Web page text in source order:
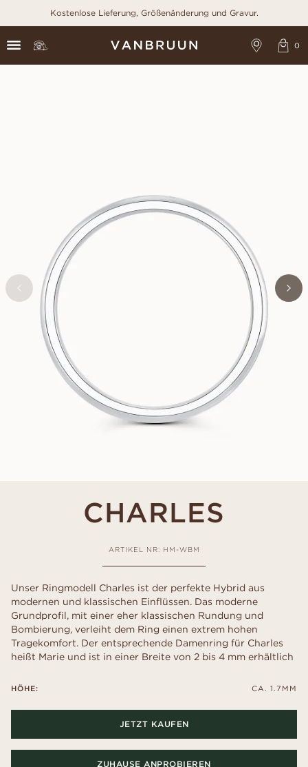
Kostenlose Lieferung, Größenänderung und Gravur.
CHARLES
ARTIKEL NR: HM-WBM
Unser Ringmodell Charles ist der perfekte Hybrid aus
modernen und klassischen Einflüssen. Das moderne
Grundprofil, mit einer eher klassischen Rundung und
Bombierung, verleiht dem Ring einen extrem hohen
Tragekomfort. Der entsprechende Damenring für Charles
heißt Marie und ist in einer Breite von 2 bis 4 mm erhältlich
HÖHE: CA. 1.7MM
JETZT KAUFEN
ZUHAUSE ANPROBIEREN